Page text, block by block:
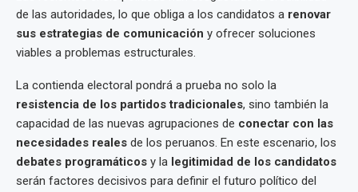
de las autoridades, lo que obliga a los candidatos a renovar
sus estrategias de comunicación y ofrecer soluciones
viables a problemas estructurales.
La contienda electoral pondrá a prueba no solo la
resistencia de los partidos tradicionales, sino también la
capacidad de las nuevas agrupaciones de conectar con las
necesidades reales de los peruanos. En este escenario, los
debates programáticos y la legitimidad de los candidatos
serán factores decisivos para definir el futuro político del